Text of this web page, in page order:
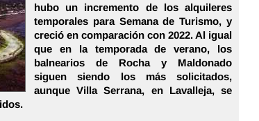
hubo un incremento de los alquileres
temporales para Semana de Turismo, y
creció en comparación con 2022. Al igual
que en la temporada de verano, los
balnearios de Rocha y Maldonado
siguen siendo los más solicitados,
aunque Villa Serrana, en Lavalleja, se